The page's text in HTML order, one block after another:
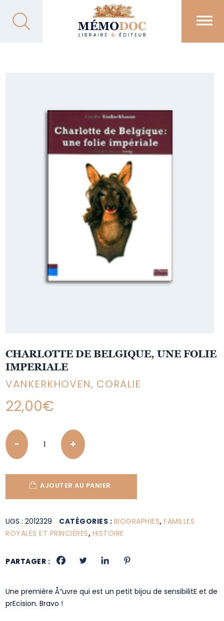
CHARLOTTE DE BELGIQUE, UNE FOLIE
IMPERIALE
VANKERKHOVEN, CORALIE
22,00€
Quantity
AJOUTER AU PANIER
UGS :2012329 CATÉGORIES : BIOGRAPHIES,FAMILLES
ROYALES ET PRINCIÈRES, HISTOIRE
PARTAGER :
Une première Å“uvre qui est un petit bijou de sensibilitE et de
prEcision. Bravo !